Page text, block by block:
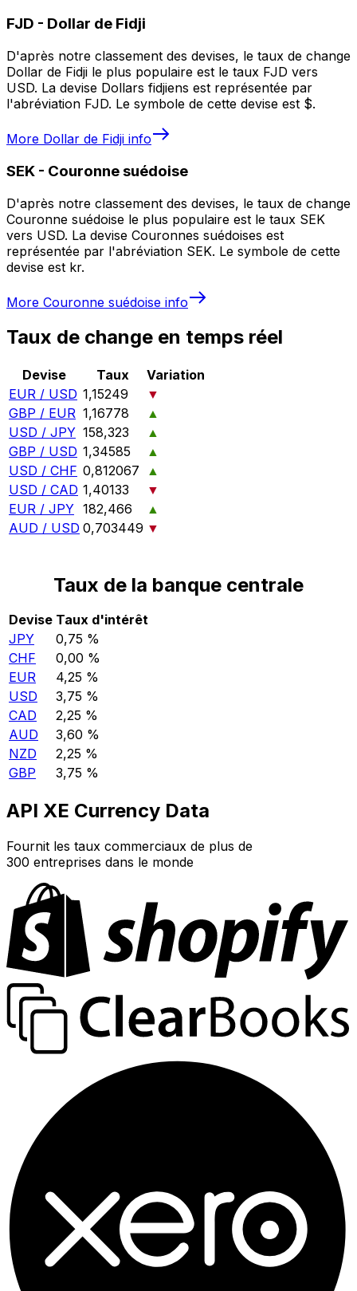
FJD - Dollar de Fidji
D'après notre classement des devises, le taux de change
Dollar de Fidji le plus populaire est le taux FJD vers
USD. La devise Dollars fidjiens est représentée par
l'abréviation FJD. Le symbole de cette devise est $.
More Dollar de Fidji info
SEK - Couronne suédoise
D'après notre classement des devises, le taux de change
Couronne suédoise le plus populaire est le taux SEK
vers USD. La devise Couronnes suédoises est
représentée par l'abréviation SEK. Le symbole de cette
devise est kr.
More Couronne suédoise info
Taux de change en temps réel
Devise Taux
Variation
EUR / USD 1,15249
▼
GBP / EUR 1,16778
▲
USD / JPY 158,323
▲
GBP / USD 1,34585
▲
USD / CHF 0,812067
▲
USD / CAD 1,40133
▼
EUR / JPY 182,466
▲
AUD / USD 0,703449 ▼
Taux de la banque centrale
Devise Taux d'intérêt
JPY
0,75 %
CHF
0,00 %
EUR
4,25 %
USD
3,75 %
CAD
2,25 %
AUD
3,60 %
NZD
2,25 %
GBP
3,75 %
API XE Currency Data
Fournit les taux commerciaux de plus de
300 entreprises dans le monde